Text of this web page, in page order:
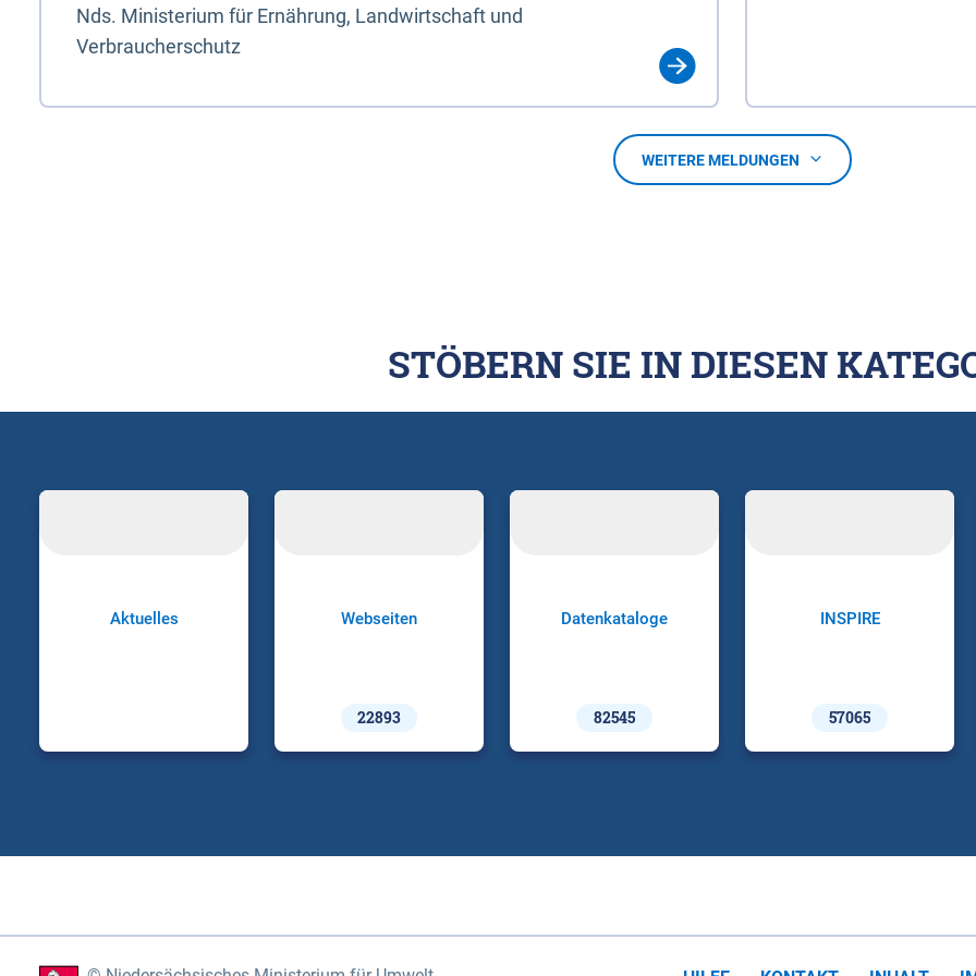
Nds. Ministerium für Ernährung, Landwirtschaft und
Verbraucherschutz
WEITERE MELDUNGEN
STÖBERN SIE IN DIESEN
Aktuelles Webseiten
22893
Datenkataloge
82545
INSPIRE
57065